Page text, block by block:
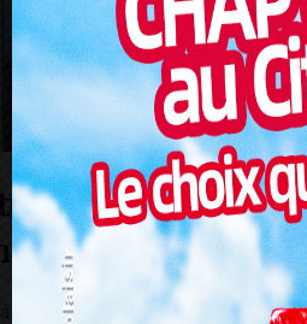
au principe
appelle les
démarches.
fiscale :
préparer le renouvellement